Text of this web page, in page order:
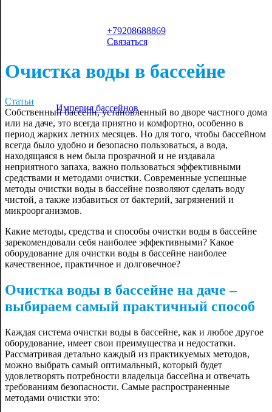
Империя бассейнов
бассейна из
поликарбоната
+79208688869
Связаться
Очистка воды в бассейне
Статьи
Собственный бассейн, установленный во дворе частного дома
или на даче, это всегда приятно и комфортно, особенно в
период жарких летних месяцев. Но для того, чтобы бассейном
всегда было удобно и безопасно пользоваться, а вода,
находящаяся в нем была прозрачной и не издавала
неприятного запаха, важно пользоваться эффективными
средствами и методами очистки. Современные успешные
методы очистки воды в бассейне позволяют сделать воду
чистой, а также избавиться от бактерий, загрязнений и
микроорганизмов.
Какие методы, средства и способы очистки воды в бассейне
зарекомендовали себя наиболее эффективными? Какое
оборудование для очистки воды в бассейне наиболее
качественное, практичное и долговечное?
Очистка воды в бассейне на даче –
выбираем самый практичный способ
Каждая система очистки воды в бассейне, как и любое другое
оборудование, имеет свои преимущества и недостатки.
Рассматривая детально каждый из практикуемых методов,
можно выбрать самый оптимальный, который будет
удовлетворять потребности владельца бассейна и отвечать
требованиям безопасности. Самые распространенные
методами очистки это: